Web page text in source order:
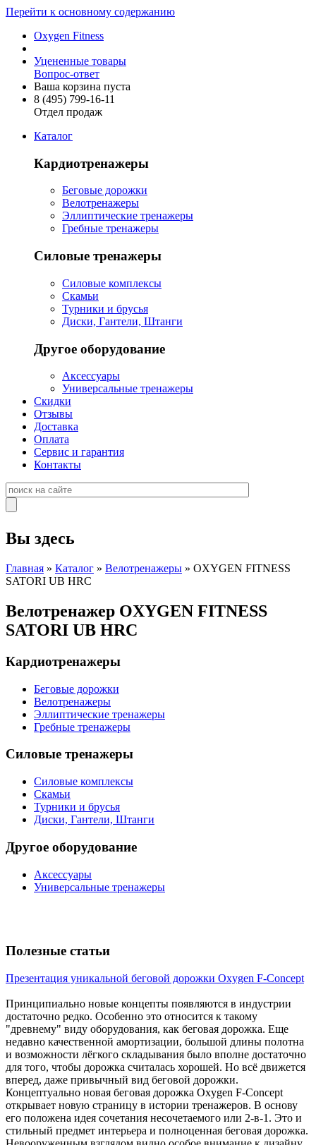
Перейти к основному содержанию
Oxygen Fitness
Уцененные товары
Вопрос-ответ
Ваша корзина пуста
8 (495) 799-16-11
Отдел продаж
Каталог
Кардиотренажеры
Беговые дорожки
Велотренажеры
Эллиптические тренажеры
Гребные тренажеры
Силовые тренажеры
Силовые комплексы
Скамьи
Турники и брусья
Диски, Гантели, Штанги
Другое оборудование
Аксессуары
Универсальные тренажеры
Скидки
Отзывы
Доставка
Оплата
Сервис и гарантия
Контакты
Вы здесь
Главная » Каталог » Велотренажеры » OXYGEN FITNESS
SATORI UB HRC
Велотренажер OXYGEN FITNESS
SATORI UB HRC
Кардиотренажеры
Беговые дорожки
Велотренажеры
Эллиптические тренажеры
Гребные тренажеры
Силовые тренажеры
Силовые комплексы
Скамьи
Турники и брусья
Диски, Гантели, Штанги
Другое оборудование
Аксессуары
Универсальные тренажеры
Полезные статьи
Презентация уникальной беговой дорожки Oxygen F-Concept
Принципиально новые концепты появляются в индустрии
достаточно редко. Особенно это относится к такому
"древнему" виду оборудования, как беговая дорожка. Еще
недавно качественной амортизации, большой длины полотна
и возможности лёгкого складывания было вполне достаточно
для того, чтобы дорожка считалась хорошей. Но всё движется
вперед, даже привычный вид беговой дорожки.
Концептуально новая беговая дорожка Oxygen F-Concept
открывает новую страницу в истории тренажеров. В основу
его положена идея сочетания несочетаемого или 2-в-1. Это и
стильный предмет интерьера и полноценная беговая дорожка.